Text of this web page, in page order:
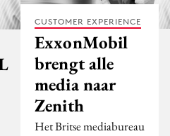
CUSTOMER EXPERIENCE
ExxonMobil
brengt alle
media naar
Zenith
Het Britse mediabureau